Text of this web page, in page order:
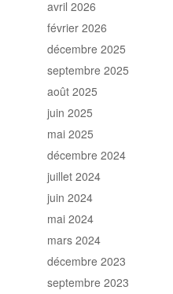
avril 2026
février 2026
décembre 2025
septembre 2025
août 2025
juin 2025
mai 2025
décembre 2024
juillet 2024
juin 2024
mai 2024
mars 2024
décembre 2023
septembre 2023